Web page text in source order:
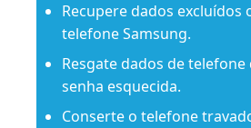
Recupere dados excluídos
telefone Samsung.
Resgate dados de
senha esquecida.
Conserte o telefone